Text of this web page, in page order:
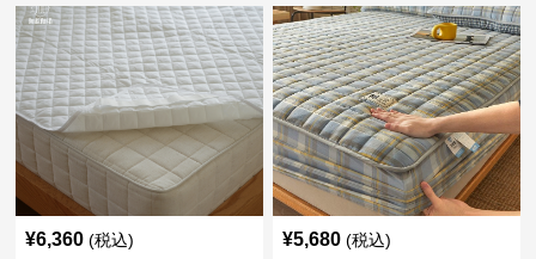
¥6,360 (税込) ¥5,680 (税込)